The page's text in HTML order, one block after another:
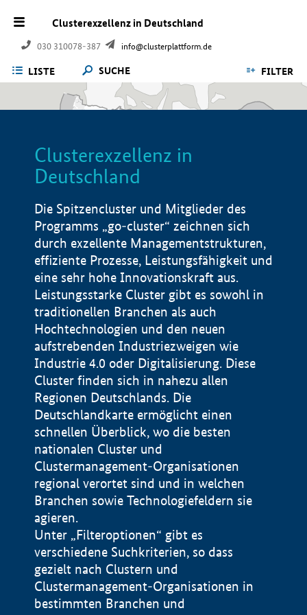
Clusterexzellenz in Deutschland
030 310078-387 info@clusterplattform.de
LISTE SUCHE FILTER
Clusterexzellenz in
Deutschland
Die Spitzencluster und Mitglieder des
Programms „go-cluster“ zeichnen sich
durch exzellente Managementstrukturen,
effiziente Prozesse, Leistungsfähigkeit und
eine sehr hohe Innovationskraft aus.
Leistungsstarke Cluster gibt es sowohl in
traditionellen Branchen als auch
Hochtechnologien und den neuen
aufstrebenden Industriezweigen wie
Industrie 4.0 oder Digitalisierung. Diese
Cluster finden sich in nahezu allen
Regionen Deutschlands. Die
Deutschlandkarte ermöglicht einen
schnellen Überblick, wo die besten
nationalen Cluster und
Clustermanagement-Organisationen
regional verortet sind und in welchen
Branchen sowie Technologiefeldern sie
agieren.
Unter „Filteroptionen“ gibt es
verschiedene Suchkriterien, so dass
gezielt nach Clustern und
Clustermanagement-Organisationen in
bestimmten Branchen und
Impressum
Datenschutzerklärung
BMWE, 2026 ©
100 km © Geobasis-DE / BKG 2015